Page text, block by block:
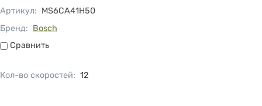
Артикул: MS6CA41H50
Бренд: Bosch
СравнитьСравнить
Кол-во скоростей: 12